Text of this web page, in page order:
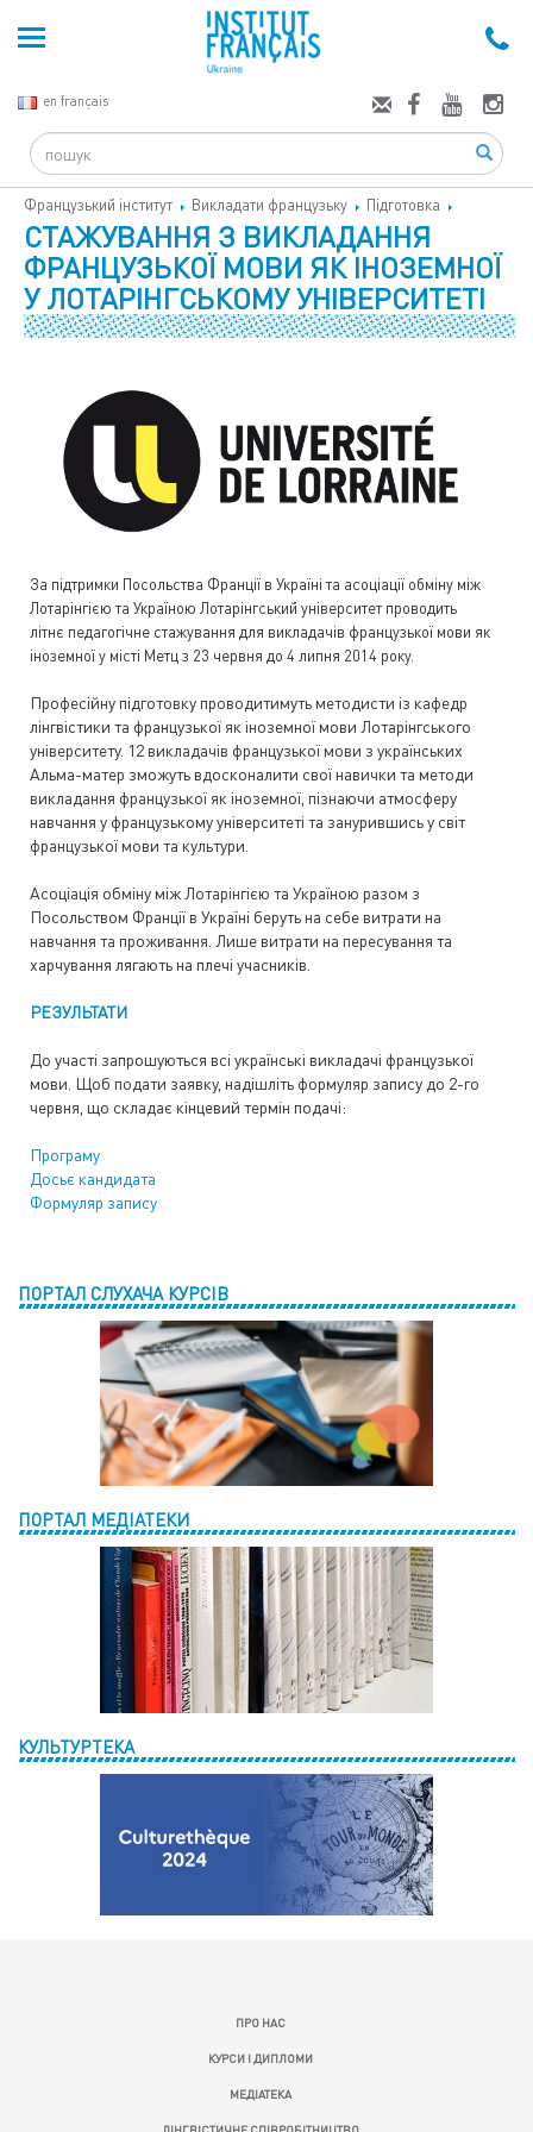
en français
Search
Французький інститут Викладати французьку Підготовка
СТАЖУВАННЯ З ВИКЛАДАННЯ
ФРАНЦУЗЬКОЇ МОВИ ЯК ІНОЗЕМНОЇ
У ЛОТАРІНГСЬКОМУ УНІВЕРСИТЕТІ
За підтримки Посольства Франції в Україні та асоціації обміну між
Лотарінгією та Україною Лотарінгський університет проводить
літнє педагогічне стажування для викладачів французької мови як
іноземної у місті Метц з 23 червня до 4 липня 2014 року.
Професійну підготовку проводитимуть методисти із кафедр
лінгвістики та французької як іноземної мови Лотарінгського
університету. 12 викладачів французької мови з українських
Альма-матер зможуть вдосконалити свої навички та методи
викладання французької як іноземної, пізнаючи атмосферу
навчання у французькому університеті та занурившись у світ
французької мови та культури.
Асоціація обміну між Лотарінгією та Україною разом з
Посольством Франції в Україні беруть на себе витрати на
навчання та проживання. Лише витрати на пересування та
харчування лягають на плечі учасників.
РЕЗУЛЬТАТИ
До участі запрошуються всі українські викладачі французької
мови. Щоб подати заявку, надішліть формуляр запису до 2-го
червня, що складає кінцевий термін подачі:
Програму
Досьє кандидата
Формуляр запису
ПОРТАЛ СЛУХАЧА КУРСІВ
ПОРТАЛ МЕДІАТЕКИ
КУЛЬТУРТЕКА
ПРО НАС
КУРСИ І ДИПЛОМИ
МЕДІАТЕКА